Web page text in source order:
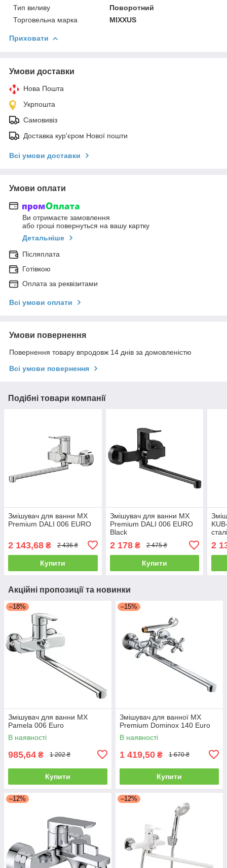
Тип виливу
Поворотний
Торговельна марка
MIXXUS
Приховати
Умови доставки
Нова Пошта
Укрпошта
Самовивіз
Доставка кур'єром Нової пошти
Всі умови доставки
Умови оплати
Ви отримаєте замовлення
або гроші повернуться на вашу картку
Детальніше
Післяплата
Готівкою
Оплата за реквізитами
Всі умови оплати
Умови повернення
Повернення товару впродовж 14 днів за домовленістю
Всі умови повернення
Подібні товари компанії
Змішувач для ванни MX
Premium DALI 006 EURO
2 143,68 ₴ 2 436 ₴
Купити
Змішувач для ванни MX
Premium DALI 006 EURO
Black
2 178₴ 2 475 ₴
Купити
2
Акційні пропозиції та новинки
–18%
Змішувач для ванни MX
Pamela 006 Euro
В наявності
985,64 ₴ 1 202 ₴
Купити
–15%
Змішувач для ванної MX
Premium Dominox 140 Euro
В наявності
1 419,50 ₴ 1 670 ₴
Купити
–12% –12%